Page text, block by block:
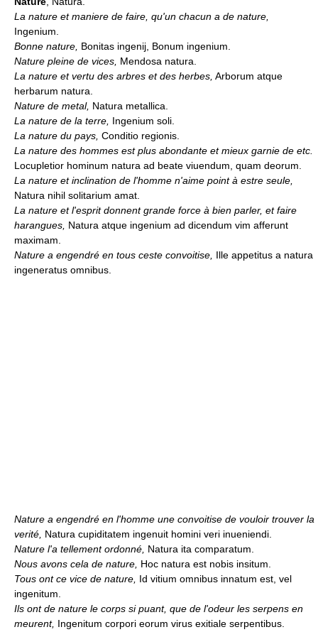
La nature et maniere de faire, qu'un chacun a de nature,
Ingenium.
Bonne nature, Bonitas ingenij, Bonum ingenium.
Nature pleine de vices, Mendosa natura.
La nature et vertu des arbres et des herbes, Arborum atque
herbarum natura.
Nature de metal, Natura metallica.
La nature de la terre, Ingenium soli.
La nature du pays, Conditio regionis.
La nature des hommes est plus abondante et mieux garnie de etc.
Locupletior hominum natura ad beate viuendum, quam deorum.
La nature et inclination de l'homme n'aime point à estre seule,
Natura nihil solitarium amat.
La nature et l'esprit donnent grande force à bien parler, et faire
harangues, Natura atque ingenium ad dicendum vim afferunt
maximam.
Nature a engendré en tous ceste convoitise, Ille appetitus a natura
ingeneratus omnibus.
Nature a engendré en l'homme une convoitise de vouloir trouver la
verité, Natura cupiditatem ingenuit homini veri inueniendi.
Nature l'a tellement ordonné, Natura ita comparatum.
Nous avons cela de nature, Hoc natura est nobis insitum.
Tous ont ce vice de nature, Id vitium omnibus innatum est, vel
ingenitum.
Ils ont de nature le corps si puant, que de l'odeur les serpens en
meurent, Ingenitum corpori eorum virus exitiale serpentibus.